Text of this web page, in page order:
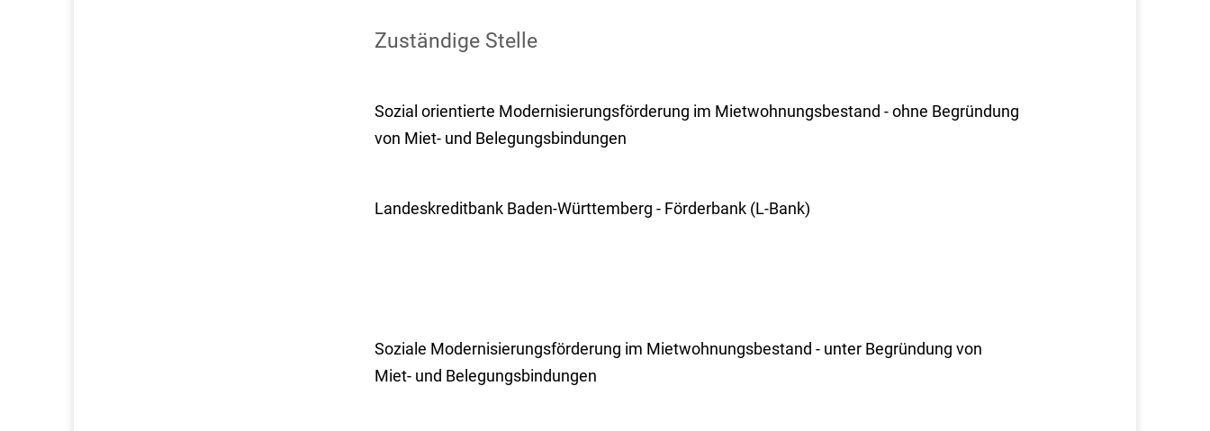
Zuständige Stelle
Sozial orientierte Modernisierungsförderung im Mietwohnungsbestand - ohne Begründung
von Miet- und Belegungsbindungen
Landeskreditbank Baden-Württemberg - Förderbank (L-Bank)
Soziale Modernisierungsförderung im Mietwohnungsbestand - unter Begründung von
Miet- und Belegungsbindungen